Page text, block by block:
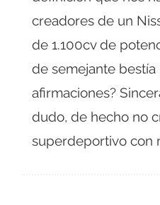
creadores de un
de 1.100cv de
de semejante
afirmaciones?
dudo, de hecho no
superdeportivo con